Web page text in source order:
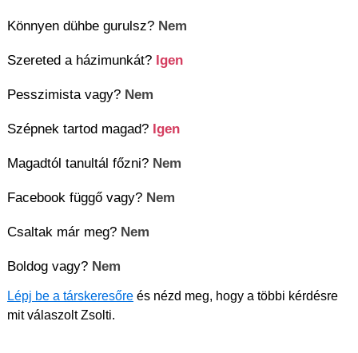
Könnyen dühbe gurulsz? Nem
Szereted a házimunkát? Igen
Pesszimista vagy? Nem
Szépnek tartod magad? Igen
Magadtól tanultál főzni? Nem
Facebook függő vagy? Nem
Csaltak már meg? Nem
Boldog vagy? Nem
Lépj be a társkeresőre és nézd meg, hogy a többi kérdésre
mit válaszolt Zsolti.